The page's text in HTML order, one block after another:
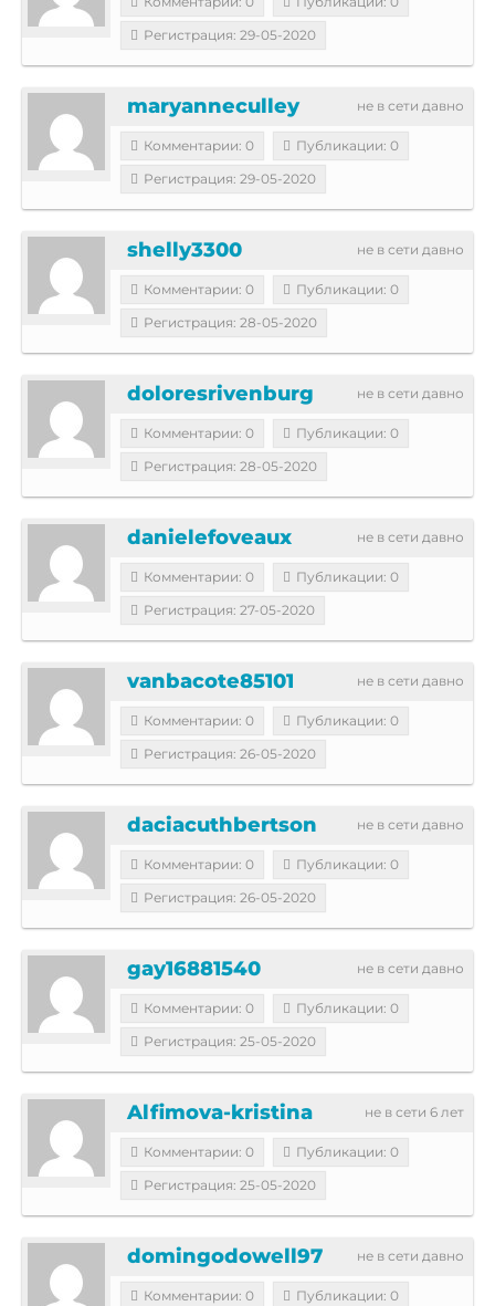
Регистрация: 29-05-2020
не в сети давно
maryanneculley
Комментарии: 0
Публикации: 0
Регистрация: 29-05-2020
не в сети давно
shelly3300
Комментарии: 0
Публикации: 0
Регистрация: 28-05-2020
не в сети давно
doloresrivenburg
Комментарии: 0
Публикации: 0
Регистрация: 28-05-2020
не в сети давно
danielefoveaux
Комментарии: 0
Публикации: 0
Регистрация: 27-05-2020
не в сети давно
vanbacote85101
Комментарии: 0
Публикации: 0
Регистрация: 26-05-2020
не в сети давно
daciacuthbertson
Комментарии: 0
Публикации: 0
Регистрация: 26-05-2020
не в сети давно
gay16881540
Комментарии: 0
Публикации: 0
Регистрация: 25-05-2020
не в сети 6 лет
Alfimova-kristina
Комментарии: 0
Публикации: 0
Регистрация: 25-05-2020
не в сети давно
domingodowell97
Комментарии: 0
Публикации: 0